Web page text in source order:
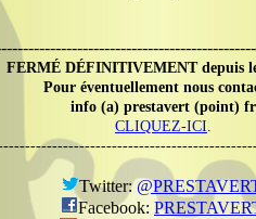
FERMÉ DÉFINITIVEMENT depuis
Pour éventuellement nous
info (a) prestavert (point) fr
CLIQUEZ-ICI.
Twitter:
Facebook: